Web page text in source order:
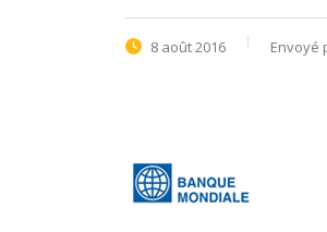
8 août 2016 Envoyé